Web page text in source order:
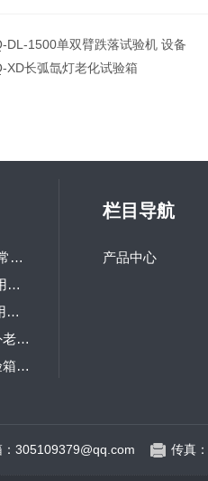
DL-1500单双臂跌落试验机 设备
XD长弧氙灯老化试验箱
LQ-GD-100研究所常用高低温交变试验箱
LQ-TH-800高校热用可程式恒温恒湿箱
LQ-TS-216研究院用冲击试验机
LQ-UV1-S台式紫外老化试验箱
LQ-IP箱式防尘试验箱 砂尘试验箱
栏目导航
产品中心
：305109379@qq.com 传真